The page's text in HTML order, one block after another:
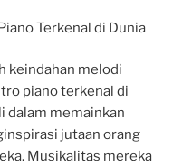
Terkenal di Dunia
keindahan melodi
piano terkenal di
dalam memainkan
jutaan orang
Musikalitas mereka